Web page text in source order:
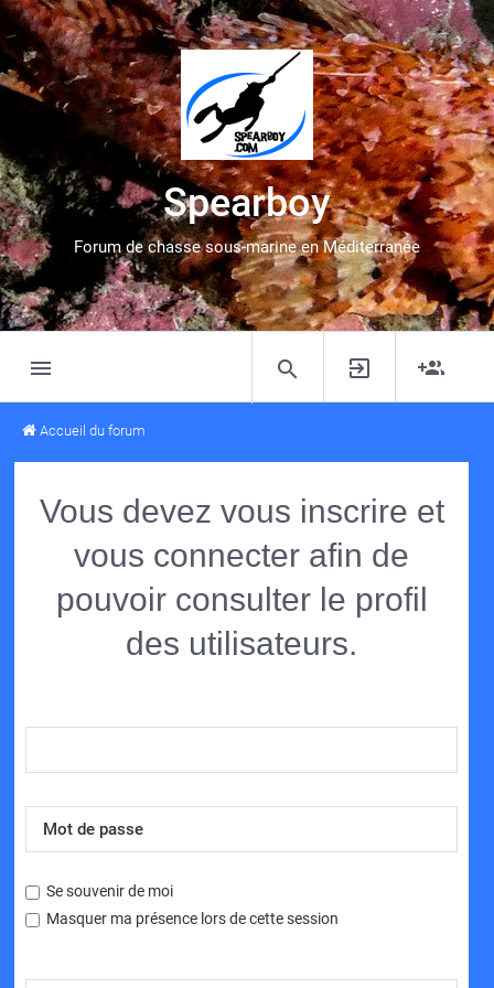
Spearboy
Forum de chasse sous-marine en Méditerranée
Accueil du forum
Vous devez vous inscrire et
vous connecter afin de
pouvoir consulter le profil
des utilisateurs.
Se souvenir de moi
Masquer ma présence lors de cette session